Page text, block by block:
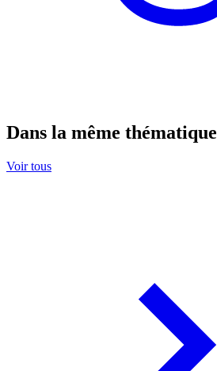
Dans la même thématique
Voir tous